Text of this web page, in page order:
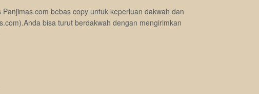
bebas copy untuk keperluan dakwah dan
bisa turut berdakwah dengan mengirimkan